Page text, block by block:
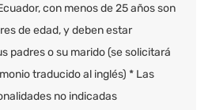
con menos de 25 años son
de edad, y deben estar
padres o su marido (se solicitará
traducido al inglés) * Las
no indicadas